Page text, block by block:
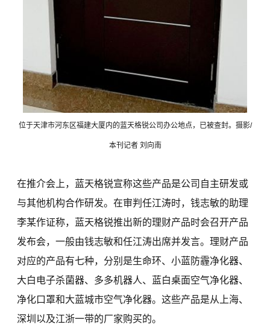
位于天津市河东区福建大厦内的蓝天格锐公司办公地点，已被查封。摄影/
本刊记者 刘向南
在推介会上，蓝天格锐宣称这些产品是公司自主研发或
与其他机构合作研发。在审判任江涛时，钱志敏的助理
李某作证称，蓝天格锐推出新的理财产品时会召开产品
发布会，一般由钱志敏和任江涛出席并发言。理财产品
对应的产品有七种，分别是生命环、小蓝防霾净化器、
大白电子杀菌器、多多机器人、蓝白桌面空气净化器、
净化口罩和大蓝城市空气净化器。这些产品是从上海、
深圳以及江浙一带的厂家购买的。